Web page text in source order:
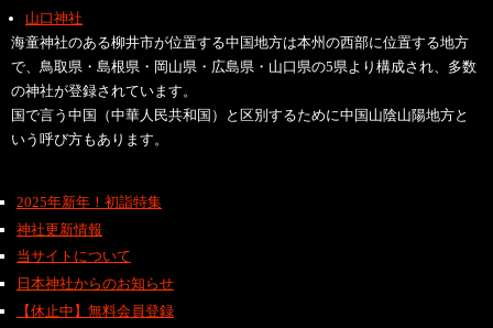
山口神社
海童神社のある柳井市が位置する中国地方は本州の西部に位置する地方
で、鳥取県・島根県・岡山県・広島県・山口県の5県より構成され、多数
の神社が登録されています。
国で言う中国（中華人民共和国）と区別するために中国山陰山陽地方と
いう呼び方もあります。
2025年新年！初詣特集
神社更新情報
当サイトについて
日本神社からのお知らせ
【休止中】無料会員登録